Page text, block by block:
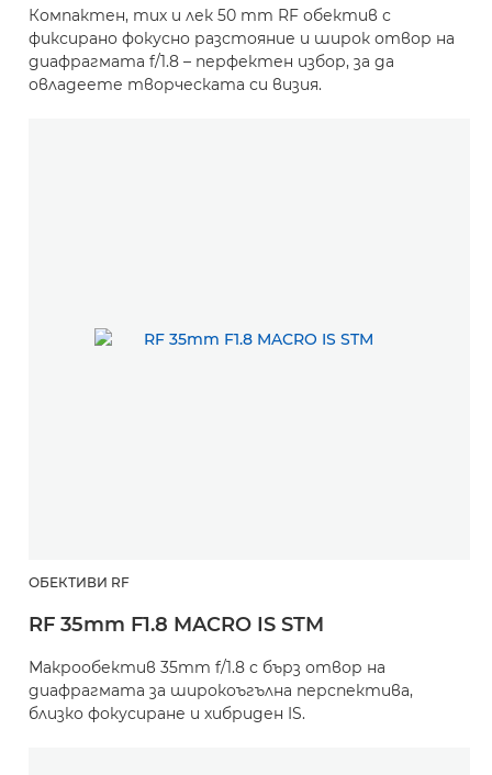
Компактен, тих и лек 50 mm RF обектив с
фиксирано фокусно разстояние и широк отвор на
диафрагмата f/1.8 – перфектен избор, за да
овладеете творческата си визия.
ОБЕКТИВИ RF
RF 35mm F1.8 MACRO IS STM
Макрообектив 35mm f/1.8 с бърз отвор на
диафрагмата за широкоъгълна перспектива,
близко фокусиране и хибриден IS.